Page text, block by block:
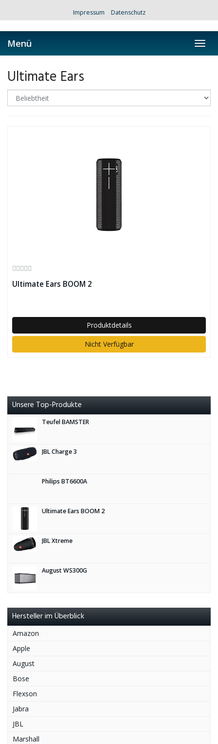
content
Impressum Datenschutz
Menü
Ultimate Ears
Ultimate Ears BOOM 2
Produktdetails
Nicht Verfügbar
Unsere Top-Produkte
Teufel BAMSTER
JBL Charge 3
Philips BT6600A
Ultimate Ears BOOM 2
JBL Xtreme
August WS300G
Hersteller im Überblick
Amazon
Apple
August
Bose
Flexson
Jabra
JBL
Marshall